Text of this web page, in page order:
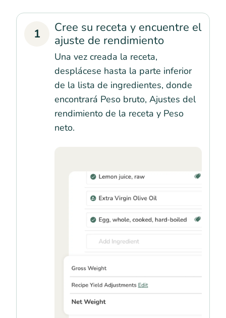
1
Cree su receta y encuentre el
ajuste de rendimiento
Una vez creada la receta,
desplácese hasta la parte inferior
de la lista de ingredientes, donde
encontrará Peso bruto, Ajustes del
rendimiento de la receta y Peso
neto.